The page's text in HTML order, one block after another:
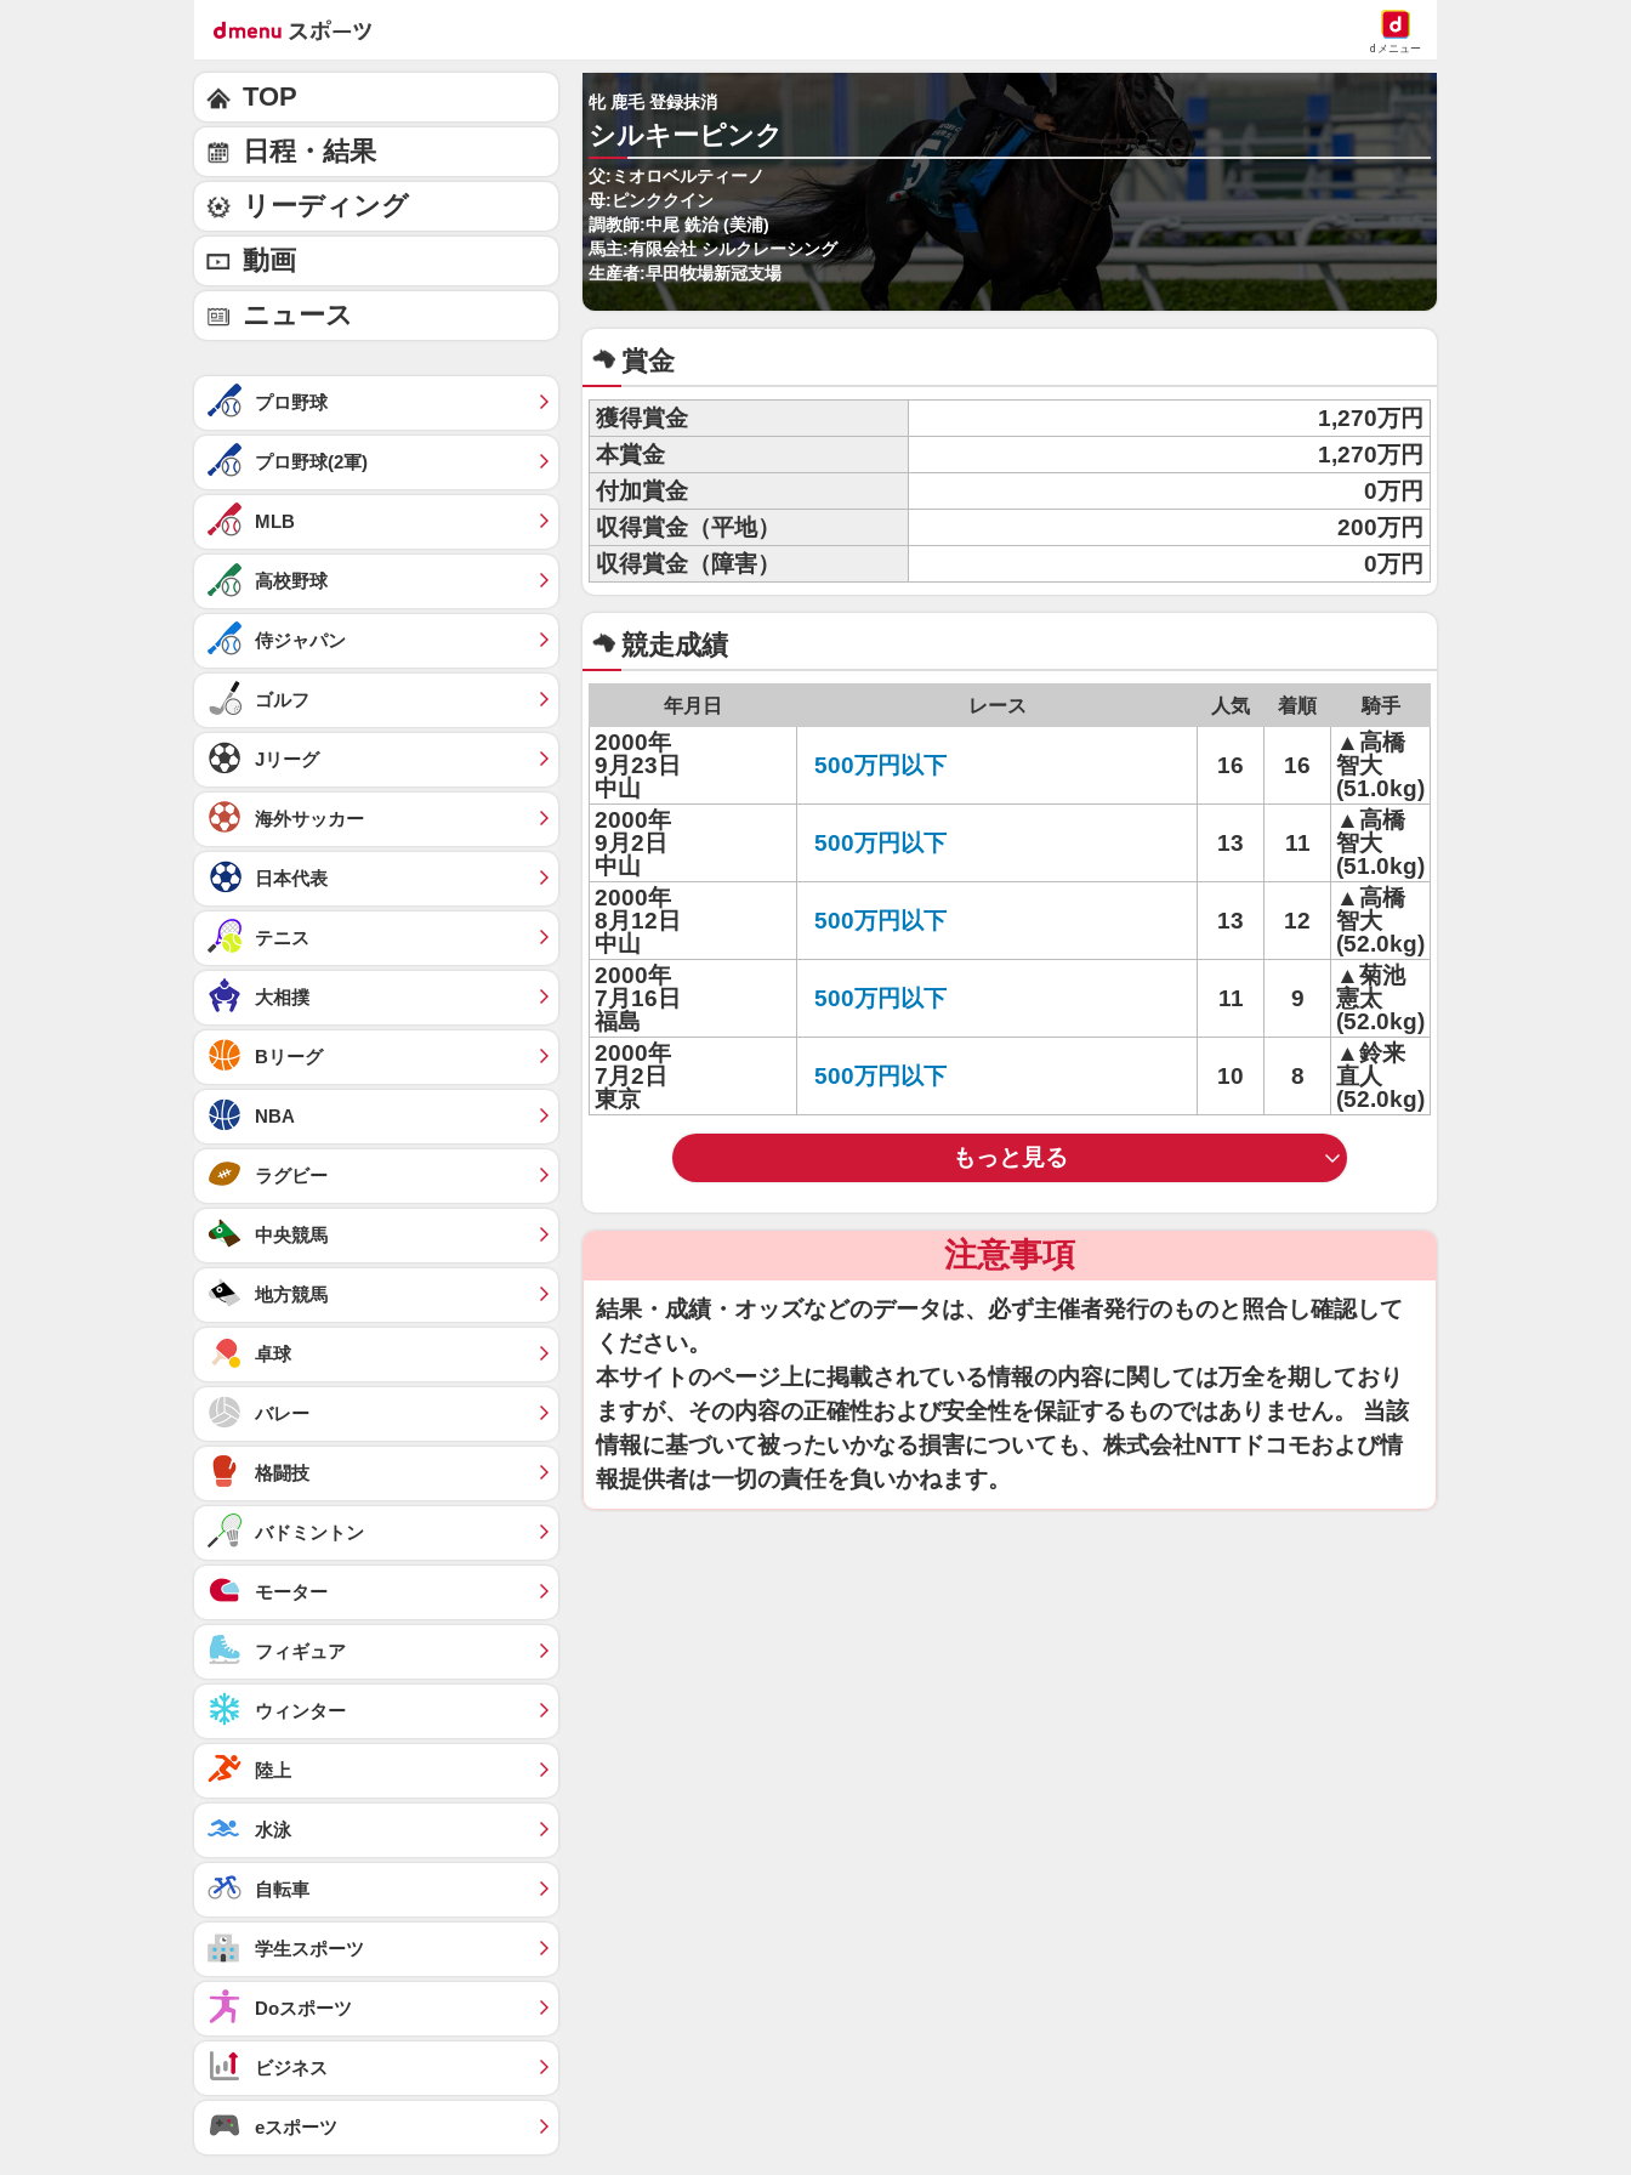
dメニュー
牝 鹿毛 登録抹消
シルキーピンク
父:ミオロベルティーノ
母:ピンククイン
調教師:中尾 銑治 (美浦)
馬主:有限会社 シルクレーシング
生産者:早田牧場新冠支場
賞金
獲得賞金
1,270万円
本賞金
1,270万円
付加賞金
0万円
収得賞金（平地）
200万円
収得賞金（障害）
0万円
競走成績
年月日 レース 人気 着順 騎手
2000年
9月23日
中山
500万円以下 16 16
▲高橋
智大
(51.0kg)
2000年
9月2日
中山
500万円以下 13 11
▲高橋
智大
(51.0kg)
2000年
8月12日
中山
500万円以下 13 12
▲高橋
智大
(52.0kg)
2000年
7月16日
福島
500万円以下 11 9
▲菊池
憲太
(52.0kg)
2000年
7月2日
東京
500万円以下 10 8
▲鈴来
直人
(52.0kg)
もっと見る
注意事項
結果・成績・オッズなどのデータは、必ず主催者発行のものと照合し確認して
ください。
本サイトのページ上に掲載されている情報の内容に関しては万全を期しており
ますが、その内容の正確性および安全性を保証するものではありません。 当該
情報に基づいて被ったいかなる損害についても、株式会社NTTドコモおよび情
報提供者は一切の責任を負いかねます。
TOP
日程・結果
リーディング
動画
ニュース
プロ野球
プロ野球(2軍)
MLB
高校野球
侍ジャパン
ゴルフ
Jリーグ
海外サッカー
日本代表
テニス
大相撲
Bリーグ
NBA
ラグビー
中央競馬
地方競馬
卓球
バレー
格闘技
バドミントン
モーター
フィギュア
ウィンター
陸上
水泳
自転車
学生スポーツ
Doスポーツ
ビジネス
eスポーツ